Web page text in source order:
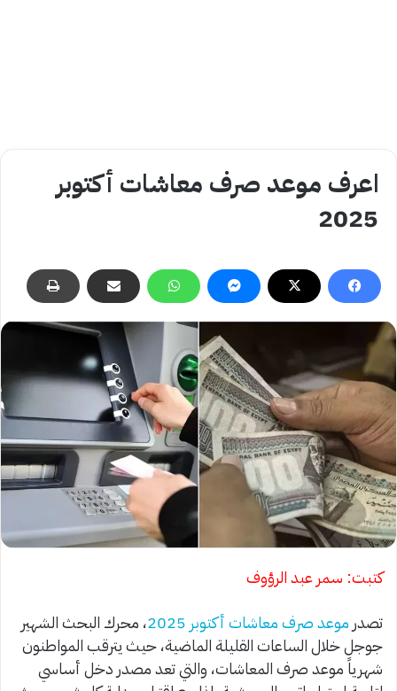
اعرف موعد صرف معاشات أكتوبر
2025
كتبت: سمر عبد الرؤوف
تصدر موعد صرف معاشات أكتوبر 2025
، محرك البحث الشهير
جوجل خلال الساعات القليلة الماضية، حيث يترقب المواطنون
شهرياً موعد صرف المعاشات، والتي تعد مصدر دخل أساسي